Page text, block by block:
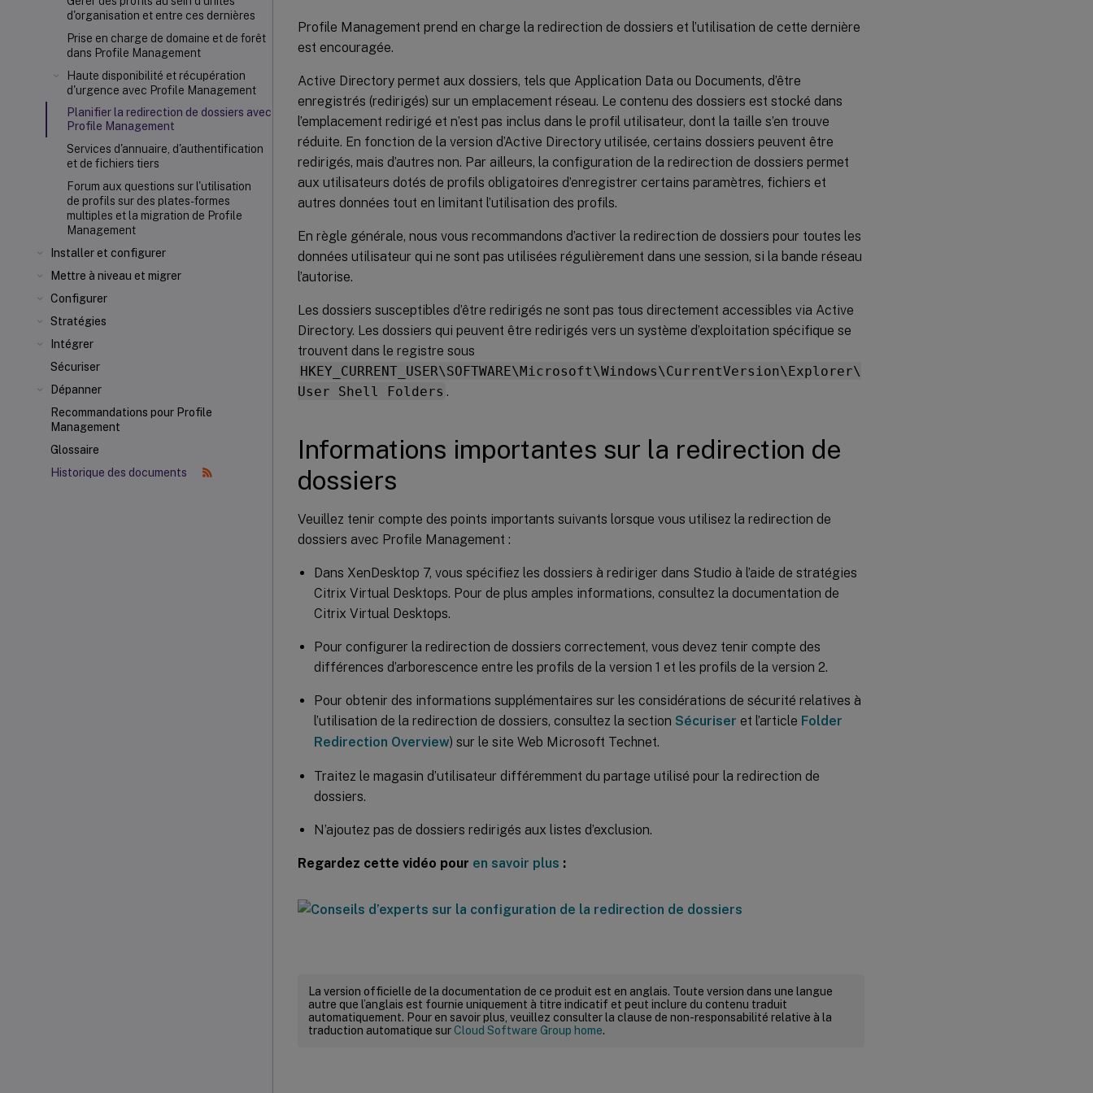
d'organisation et entre ces dernières
Prise en charge de domaine et de forêt
dans Profile Management
Haute disponibilité et récupération
d'urgence avec Profile Management
Planifier la redirection de dossiers avec
Profile Management
Services d'annuaire, d'authentification
et de fichiers tiers
Forum aux questions sur l'utilisation
de profils sur des plates-formes
multiples et la migration de Profile
Management
Installer et configurer
Mettre à niveau et migrer
Configurer
Stratégies
Intégrer
Sécuriser
Dépanner
Recommandations pour Profile
Management
Glossaire
Historique des documents
Profile Management prend en charge la redirection de dossiers et l’utilisation de cette dernière
est encouragée.
Active Directory permet aux dossiers, tels que Application Data ou Documents, d’être
enregistrés (redirigés) sur un emplacement réseau. Le contenu des dossiers est stocké dans
l’emplacement redirigé et n’est pas inclus dans le profil utilisateur, dont la taille s’en trouve
réduite. En fonction de la version d’Active Directory utilisée, certains dossiers peuvent être
redirigés, mais d’autres non. Par ailleurs, la configuration de la redirection de dossiers permet
aux utilisateurs dotés de profils obligatoires d’enregistrer certains paramètres, fichiers et
autres données tout en limitant l’utilisation des profils.
En règle générale, nous vous recommandons d’activer la redirection de dossiers pour toutes les
données utilisateur qui ne sont pas utilisées régulièrement dans une session, si la bande réseau
l’autorise.
Les dossiers susceptibles d’être redirigés ne sont pas tous directement accessibles via Active
Directory. Les dossiers qui peuvent être redirigés vers un système d’exploitation spécifique se
trouvent dans le registre sous
HKEY_CURRENT_USER\SOFTWARE\Microsoft\Windows\CurrentVersion\Explorer\
User Shell Folders .
Informations importantes sur la redirection de
dossiers
Veuillez tenir compte des points importants suivants lorsque vous utilisez la redirection de
dossiers avec Profile Management :
Dans XenDesktop 7, vous spécifiez les dossiers à rediriger dans Studio à l’aide de stratégies
Citrix Virtual Desktops. Pour de plus amples informations, consultez la documentation de
Citrix Virtual Desktops.
Pour configurer la redirection de dossiers correctement, vous devez tenir compte des
différences d’arborescence entre les profils de la version 1 et les profils de la version 2.
Pour obtenir des informations supplémentaires sur les considérations de sécurité relatives à
l’utilisation de la redirection de dossiers, consultez la section Sécuriser et l’article Folder
Redirection Overview) sur le site Web Microsoft Technet.
Traitez le magasin d’utilisateur différemment du partage utilisé pour la redirection de
dossiers.
N’ajoutez pas de dossiers redirigés aux listes d’exclusion.
Regardez cette vidéo pour en savoir plus :
La version officielle de la documentation de ce produit est en anglais. Toute version dans une langue
autre que l’anglais est fournie uniquement à titre indicatif et peut inclure du contenu traduit
automatiquement. Pour en savoir plus, veuillez consulter la clause de non-responsabilité relative à la
traduction automatique surCloud Software Group home.